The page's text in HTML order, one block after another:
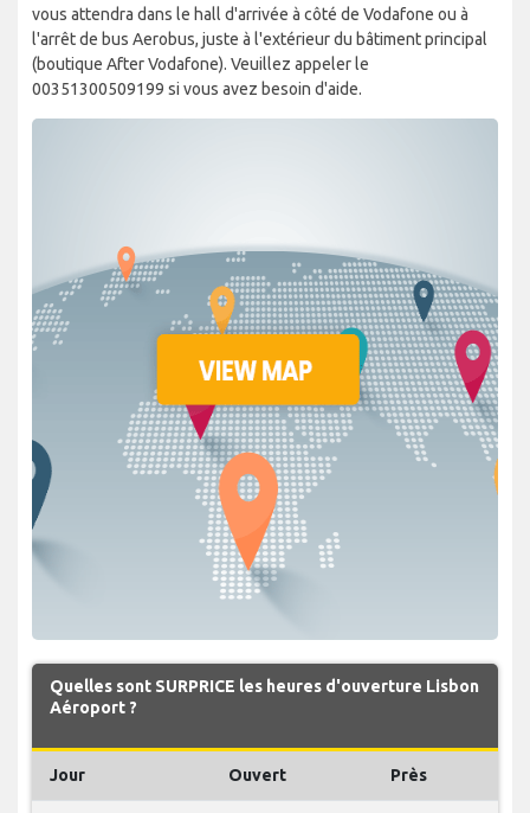
vous attendra dans le hall d'arrivée à côté de Vodafone ou à
l'arrêt de bus Aerobus, juste à l'extérieur du bâtiment principal
(boutique After Vodafone). Veuillez appeler le
00351300509199 si vous avez besoin d'aide.
Quelles sont SURPRICE les heures d'ouverture Lisbon
Aéroport ?
Jour Ouvert Près